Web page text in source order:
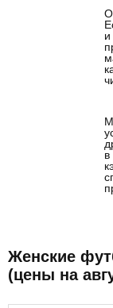
и
Женские
(цены на